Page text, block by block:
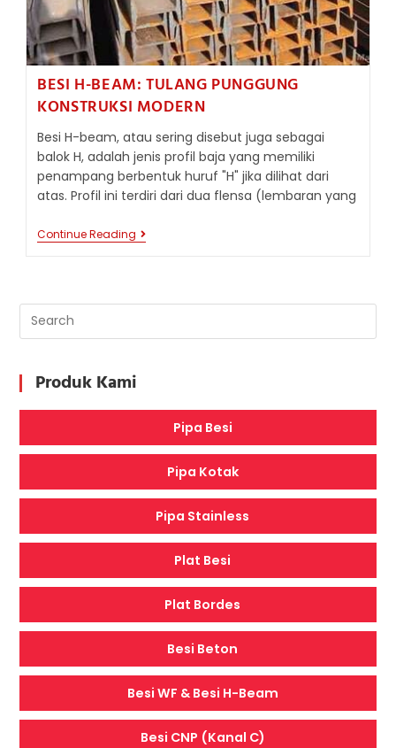
BESI H-BEAM: TULANG PUNGGUNG
KONSTRUKSI MODERN
Besi H-beam, atau sering disebut juga sebagai
balok H, adalah jenis profil baja yang memiliki
penampang berbentuk huruf "H" jika dilihat dari
atas. Profil ini terdiri dari dua flensa (lembaran yang
Continue Reading BESI
H-
KONSTRUKSI
Produk Kami
Pipa Besi
Pipa Kotak
Pipa Stainless
Plat Besi
Plat Bordes
Besi Beton
Besi WF & Besi H-Beam
Besi CNP (Kanal C)